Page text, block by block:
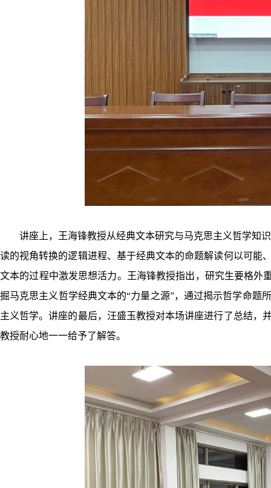
讲座上，王海锋教授从经典文本研究与马克思主义哲学知
读的视角转换的逻辑进程、基于经典文本的命题解读何以可能
文本的过程中激发思想活力。王海锋教授指出，研究生要格外
掘马克思主义哲学经典文本的“力量之源”，通过揭示哲学命
主义哲学。讲座的最后，汪盛玉教授对本场讲座进行了总结，
教授耐心地一一给予了解答。